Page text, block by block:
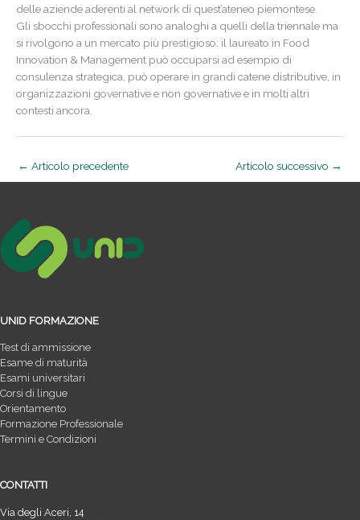
delle aziende aderenti al network di quest’ateneo piemontese.
Gli sbocchi professionali sono analoghi a quelli della triennale ma
si rivolgono a un mercato più prestigioso: il laureato in Food
Innovation & Management può occuparsi ad esempio di
consulenza strategica, può operare in grandi catene distributive, in
organizzazioni governative e non governative e in molti altri
contesti ancora.
← Articolo precedente Articolo successivo →
UNID FORMAZIONE
Test di ammissione
Esame di maturità
Esami universitari
Corsi di lingue
Orientamento
Formazione Professionale
Termini e Condizioni
CONTATTI
Via degli Aceri, 14